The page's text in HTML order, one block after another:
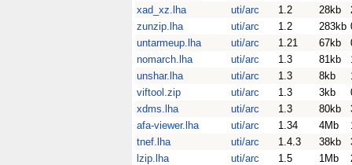
xad_xz.lha
uti/arc 1.2 28kb
zunzip.lha
uti/arc 1.2 283kb
untarmeup.lha
uti/arc 1.21 67kb
nomarch.lha
uti/arc 1.3 81kb
unshar.lha
uti/arc 1.3 8kb
viftool.zip
uti/arc 1.3 3kb
xdms.lha
uti/arc 1.3 80kb
afa-viewer.lha
uti/arc 1.34 4Mb
tnef.lha
uti/arc 1.4.3 38kb
lzip.lha
uti/arc 1.5 1Mb